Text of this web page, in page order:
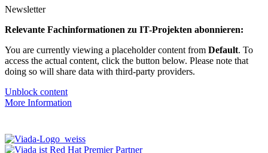
Newsletter
Relevante Fachinformationen zu IT-Projekten abonnieren:
You are currently viewing a placeholder content from Default. To
access the actual content, click the button below. Please note that
doing so will share data with third-party providers.
Unblock content
More Information